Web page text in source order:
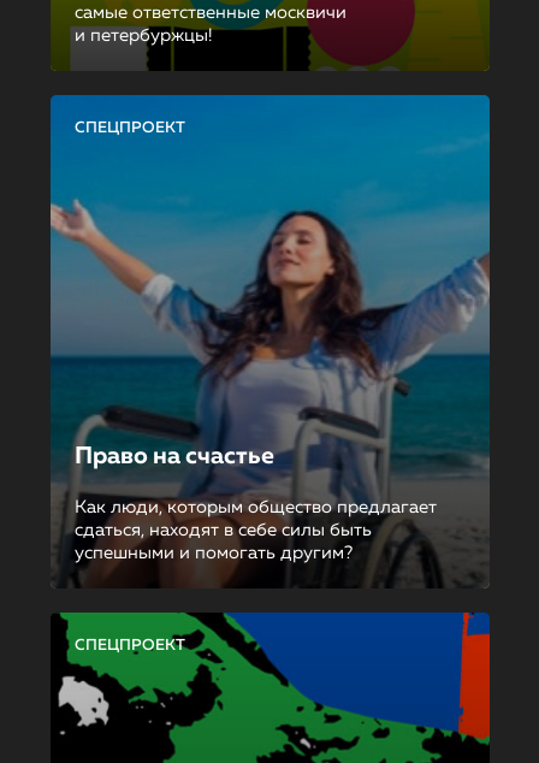
самые ответственные москвичи
и петербуржцы!
СПЕЦПРОЕКТ
Право на счастье
Как люди, которым общество предлагает
сдаться, находят в себе силы быть
успешными и помогать другим?
СПЕЦПРОЕКТ